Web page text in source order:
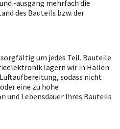
-ausgang mehrfach die
des Bauteils bzw. der
um jedes Teil. Bauteile
lagern wir in Hallen
sodass nicht
eine zu hohe
und Lebensdauer Ihres Bauteils